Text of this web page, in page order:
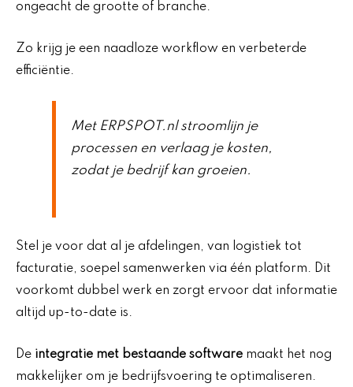
ongeacht de grootte of branche.
Zo krijg je een naadloze workflow en verbeterde
efficiëntie.
Met ERPSPOT.nl stroomlijn je
processen en verlaag je kosten,
zodat je bedrijf kan groeien.
Stel je voor dat al je afdelingen, van logistiek tot
facturatie, soepel samenwerken via één platform. Dit
voorkomt dubbel werk en zorgt ervoor dat informatie
altijd up-to-date is.
De integratie met bestaande software maakt het nog
makkelijker om je bedrijfsvoering te optimaliseren.